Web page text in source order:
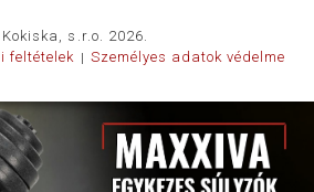
s.r.o. 2026.
feltételek
Személyes adatok védelme